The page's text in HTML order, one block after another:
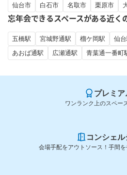
仙台市 白石市 名取市 栗原市
忘年会できるスペースがある近く
五橋駅 宮城野通駅 榴ケ岡駅 仙
あおば通駅
広瀬通駅 青葉通一番町
プレミア
ワンランク上のスペー
コンシェ
会場手配をアウトソース！手間を